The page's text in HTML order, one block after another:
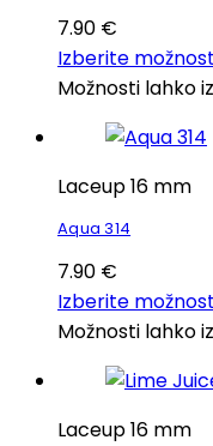
7.90 €
Izberite
Možnosti lahko
Laceup 16 mm
Aqua 314
7.90 €
Izberite
Možnosti lahko
Laceup 16 mm